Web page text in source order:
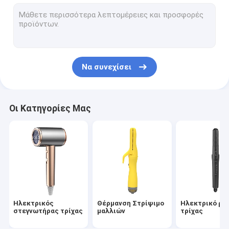
ηλεκτρική καυτή χτένα
Στεγνωτήρας τρίχας υψηλής ταχύτητας
Πολυλειτουργικό Στυλέρ Μαλλιών
Να συνεχίσει
Οι Κατηγορίες Μας
Ηλεκτρικός
στεγνωτήρας τρίχας
Θέρμανση Στρίψιμο
μαλλιών
Ηλεκτρικό
τρίχας